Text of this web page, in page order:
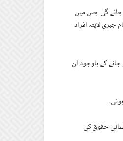
نکالی جائے گی جس میں
لاپتہ افراد
تین برس گزر جانے کے باوجود ان
حقوق کی